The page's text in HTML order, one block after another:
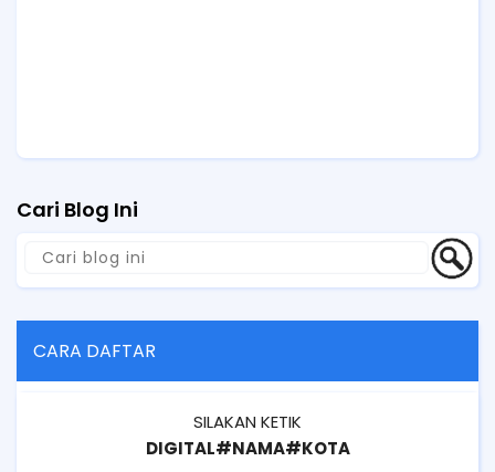
Cari Blog Ini
CARA DAFTAR
SILAKAN KETIK
DIGITAL#NAMA#KOTA